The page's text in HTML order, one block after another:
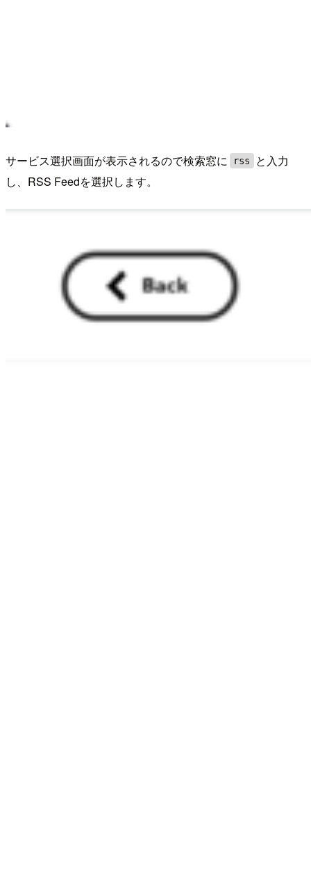
サービス選択画面が表示されるので検索窓に rss
と入力
し、RSS Feedを選択します。